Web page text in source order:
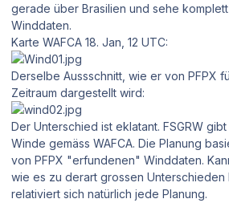
gerade über Brasilien und sehe
Winddaten.
Karte WAFCA 18. Jan, 12 UTC:
Derselbe Aussschnitt, wie er von PFPX
Zeitraum dargestellt wird:
Der Unterschied ist eklatant. FSGRW
Winde gemäss WAFCA. Die Planung
von PFPX "erfundenen" Winddaten.
wie es zu derart grossen Unterschieden
relativiert sich natürlich jede Planung.